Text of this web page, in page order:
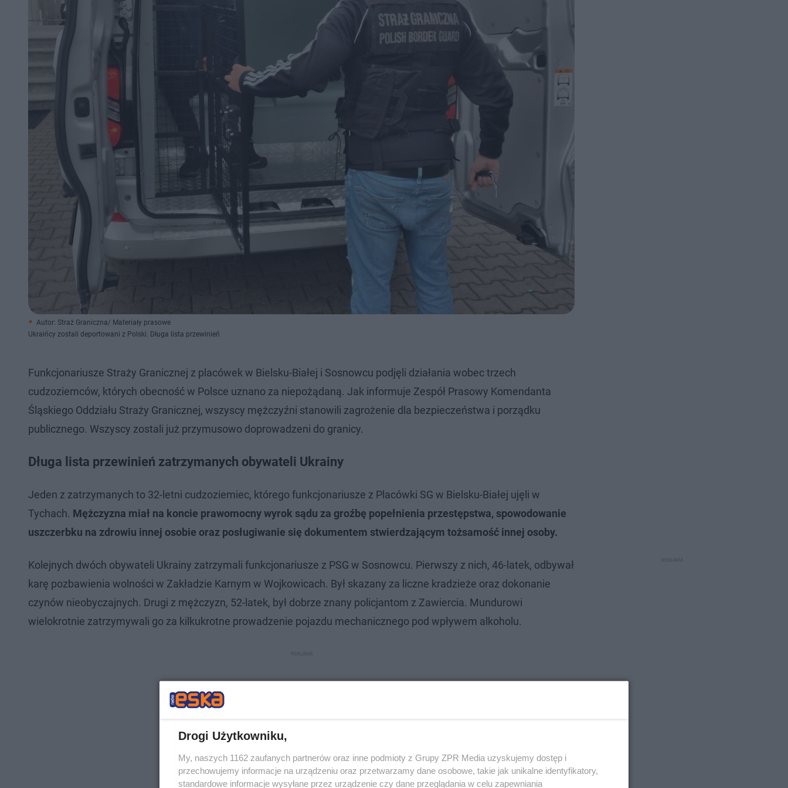
Autor: Straż Graniczna/ Materiały prasowe
Ukraińcy zostali deportowani z Polski. Długa lista przewinień
Funkcjonariusze Straży Granicznej z placówek w Bielsku-Białej i Sosnowcu podjęli działania wobec trzech
cudzoziemców, których obecność w Polsce uznano za niepożądaną. Jak informuje Zespół Prasowy Komendanta
Śląskiego Oddziału Straży Granicznej, wszyscy mężczyźni stanowili zagrożenie dla bezpieczeństwa i porządku
publicznego. Wszyscy zostali już przymusowo doprowadzeni do granicy.
Długa lista przewinień zatrzymanych obywateli Ukrainy
Jeden z zatrzymanych to 32-letni cudzoziemiec, którego funkcjonariusze z Placówki SG w Bielsku-Białej ujęli w
Tychach. Mężczyzna miał na koncie prawomocny wyrok sądu za groźbę popełnienia przestępstwa, spowodowanie
uszczerbku na zdrowiu innej osobie oraz posługiwanie się dokumentem stwierdzającym tożsamość innej osoby.
Kolejnych dwóch obywateli Ukrainy zatrzymali funkcjonariusze z PSG w Sosnowcu. Pierwszy z nich, 46-latek, odbywał
karę pozbawienia wolności w Zakładzie Karnym w Wojkowicach. Był skazany za liczne kradzieże oraz dokonanie
czynów nieobyczajnych. Drugi z mężczyzn, 52-latek, był dobrze znany policjantom z Zawiercia. Mundurowi
wielokrotnie zatrzymywali go za kilkukrotne prowadzenie pojazdu mechanicznego pod wpływem alkoholu.
Drogi Użytkowniku,
My, naszych 1162 zaufanych partnerów oraz inne podmioty z Grupy ZPR Media uzyskujemy dostęp i
przechowujemy informacje na urządzeniu oraz przetwarzamy dane osobowe, takie jak unikalne identyfikatory,
standardowe informacje wysyłane przez urządzenie czy dane przeglądania w celu zapewniania